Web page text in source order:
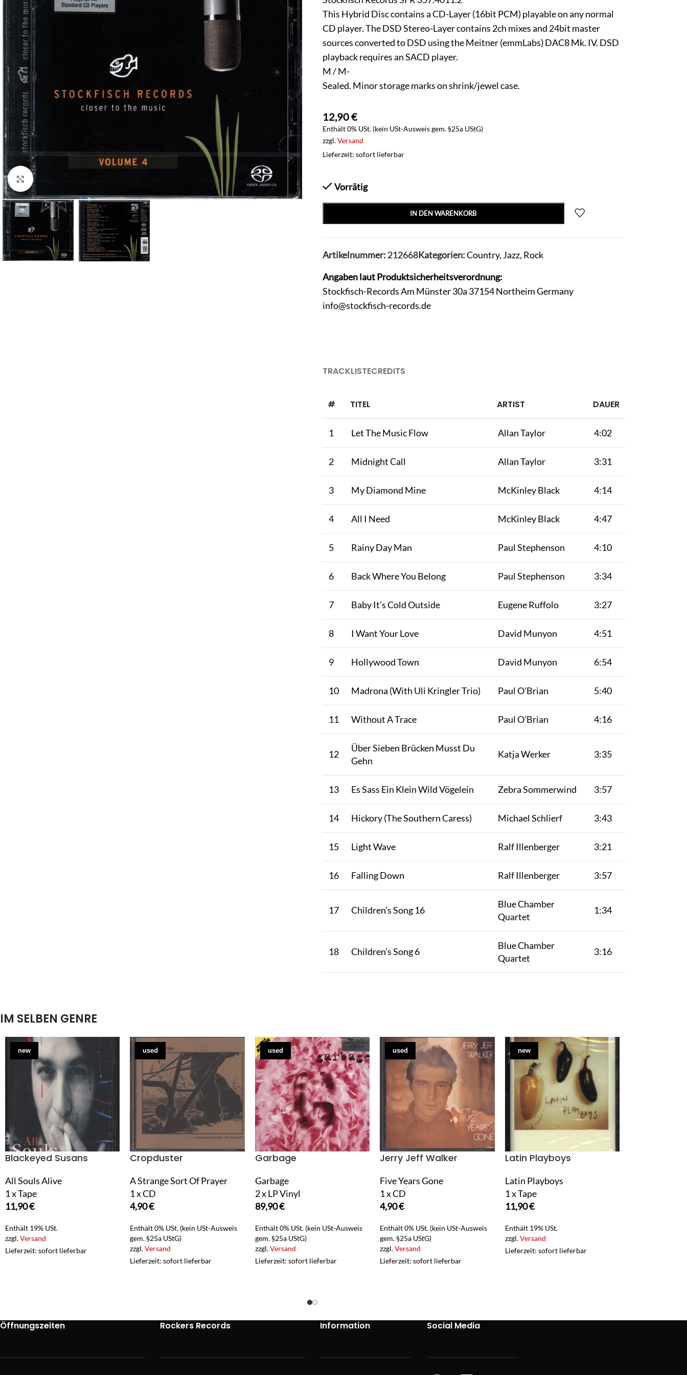
Klick zum Vergrößern
This Hybrid Disc contains a CD-Layer (16bit PCM) playable on any normal
CD player. The DSD Stereo-Layer contains 2ch mixes and 24bit master
sources converted to DSD using the Meitner (emmLabs) DAC8 Mk. IV. DSD
playback requires an SACD player.
M / M-
Sealed. Minor storage marks on shrink/jewel case.
12,90€
Enthält 0% USt. (kein USt-Ausweis gem. §25a UStG)
zzgl.Versand
Lieferzeit: sofort lieferbar
Vorrätig
IN DEN WARENKORB
Artikelnummer: 212668Kategorien:Country, Jazz, Rock
Angaben laut Produktsicherheitsverordnung:
Stockfisch-Records Am Münster 30a 37154 Northeim Germany
info@stockfisch-records.de
TRACKLISTECREDITS
# TITEL ARTIST DAUER
1 Let The Music Flow Allan Taylor 4:02
2 Midnight Call Allan Taylor 3:31
3 My Diamond Mine McKinley Black 4:14
4 All I Need McKinley Black 4:47
5 Rainy Day Man Paul Stephenson 4:10
6 Back Where You Belong Paul Stephenson 3:34
7 Baby It’s Cold Outside Eugene Ruffolo 3:27
8 I Want Your Love David Munyon 4:51
9 Hollywood Town David Munyon 6:54
10 Madrona (With Uli Kringler Trio) Paul O’Brian 5:40
11 Without A Trace Paul O’Brian 4:16
12
Über Sieben Brücken Musst Du
Gehn
Katja Werker 3:35
13 Es Sass Ein Klein Wild Vögelein Zebra Sommerwind 3:57
14 Hickory (The Southern Caress) Michael Schlierf 3:43
15 Light Wave Ralf Illenberger 3:21
16 Falling Down Ralf Illenberger 3:57
17 Children’s Song 16
Blue Chamber
Quartet
1:34
18 Children’s Song 6
Blue Chamber
Quartet
3:16
IM SELBEN GENRE
new
Blackeyed Susans
All Souls Alive
1 x Tape
11,90€
Enthält 19% USt.
zzgl.Versand
Lieferzeit: sofort lieferbar
used
Cropduster
A Strange Sort Of Prayer
1 x CD
4,90€
Enthält 0% USt. (kein USt-Ausweis
gem. §25a UStG)
zzgl.Versand
Lieferzeit: sofort lieferbar
used
Garbage
Garbage
2 x LP Vinyl
89,90€
Enthält 0% USt. (kein USt-Ausweis
gem. §25a UStG)
zzgl.Versand
Lieferzeit: sofort lieferbar
used
Jerry Jeff Walker
Five Years Gone
1 x CD
4,90€
Enthält 0% USt. (kein USt-Ausweis
gem. §25a UStG)
zzgl.Versand
Lieferzeit: sofort lieferbar
new
Latin Playboys
Latin Playboys
1 x Tape
11,90€
Enthält 19% USt.
zzgl.Versand
Lieferzeit: sofort lieferbar
Öffnungszeiten Rockers Records Information Social Media